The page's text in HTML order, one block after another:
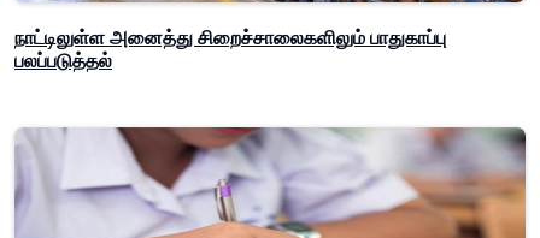
நாட்டிலுள்ள அனைத்து சிறைச்சாலைகளிலும் பாதுகாப்பு
பலப்படுத்தல்